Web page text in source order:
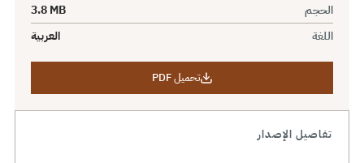
الحجم
3.8 MB
اللغة
العربية
تحميل PDF
تفاصيل الإصدار